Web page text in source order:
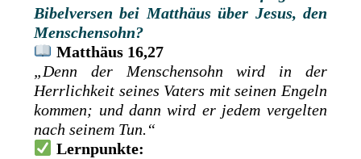
Bibelversen bei Matthäus über ­Jesus, den
Menschensohn?
Matthäus 16,27
„Denn der Menschensohn wird in der
Herrlichkeit seines Vaters mit seinen Engeln
kommen; und dann wird er jedem vergelten
nach seinem Tun.“
Lernpunkte: